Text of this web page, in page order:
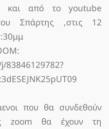
και από το youtube
Σπάρτης ,στις 12
83846129782?
που θα συνδεθούν
zoom θα έχουν τη